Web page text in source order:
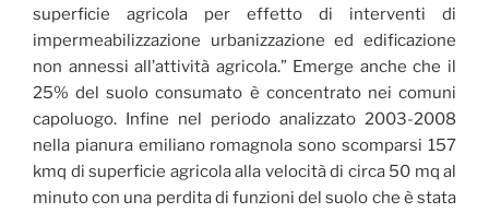
superficie agricola per effetto di interventi di
impermeabilizzazione urbanizzazione ed edificazione
non annessi all’attività agricola.” Emerge anche che il
25% del suolo consumato è concentrato nei comuni
capoluogo. Infine nel periodo analizzato 2003-2008
nella pianura emiliano romagnola sono scomparsi 157
kmq di superficie agricola alla velocità di circa 50 mq al
minuto con una perdita di funzioni del suolo che è stata